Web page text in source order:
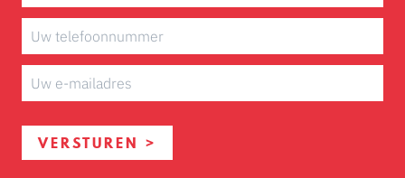
VERSTUREN >